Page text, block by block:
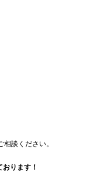
談ください。
ります！